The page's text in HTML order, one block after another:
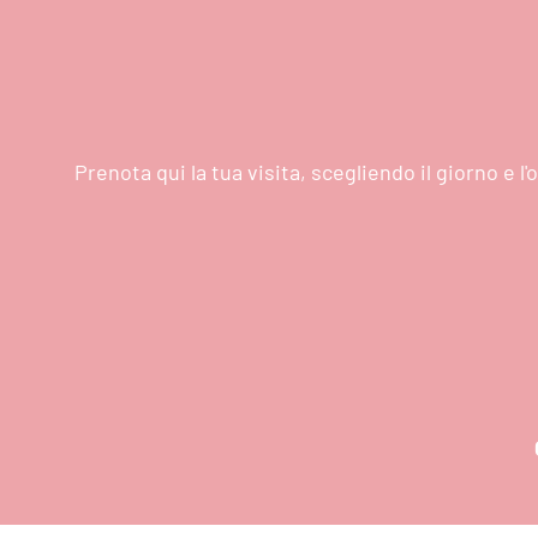
Prenota qui la tua visita, scegliendo il giorno e